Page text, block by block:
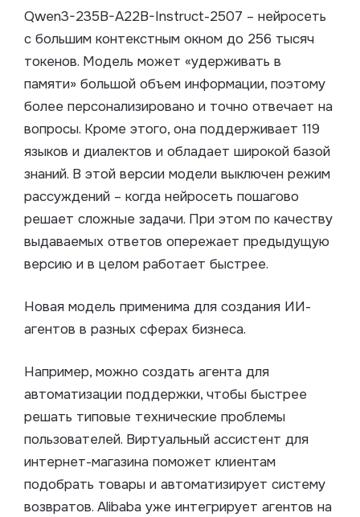
Qwen3-235B-A22B-Instruct-2507 – нейросеть
с большим контекстным окном до 256 тысяч
токенов. Модель может ​​«удерживать в
памяти» большой объем информации, поэтому
более персонализировано и точно отвечает на
вопросы. Кроме этого, она поддерживает 119
языков и диалектов и обладает широкой базой
знаний. В этой версии модели выключен режим
рассуждений – когда нейросеть пошагово
решает сложные задачи. При этом по качеству
выдаваемых ответов опережает предыдущую
версию и в целом работает быстрее.
Новая модель применима для создания ИИ-
агентов в разных сферах бизнеса.
Например, можно создать агента для
автоматизации поддержки, чтобы быстрее
решать типовые технические проблемы
пользователей. Виртуальный ассистент для
интернет-магазина поможет клиентам
подобрать товары и автоматизирует систему
возвратов. Alibaba уже интегрирует агентов на